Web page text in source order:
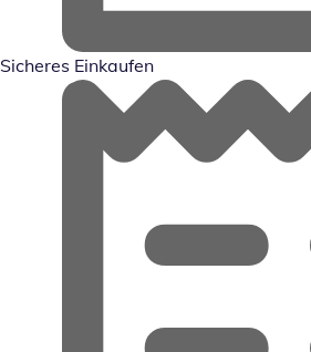
Sicheres Einkaufen